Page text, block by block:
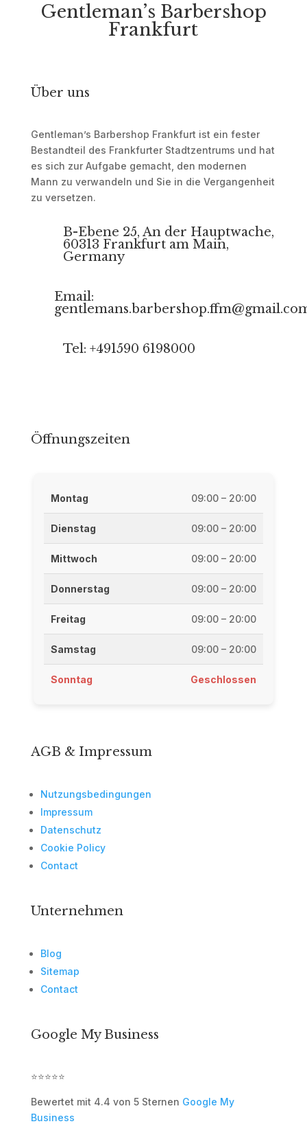
Gentleman’s Barbershop
Frankfurt
Über uns
Gentleman’s Barbershop Frankfurt ist ein fester
Bestandteil des Frankfurter Stadtzentrums und hat
es sich zur Aufgabe gemacht, den modernen
Mann zu verwandeln und Sie in die Vergangenheit
zu versetzen.
B-Ebene 25, An der Hauptwache,
60313 Frankfurt am Main,
Germany
Email:
Tel: +491590 6198000
Öffnungszeiten
Montag 09:00 – 20:00
Dienstag 09:00 – 20:00
Mittwoch 09:00 – 20:00
Donnerstag 09:00 – 20:00
Freitag 09:00 – 20:00
Samstag 09:00 – 20:00
Sonntag Geschlossen
AGB & Impressum
Nutzungsbedingungen
Impressum
Datenschutz
Cookie Policy
Contact
Unternehmen
Blog
Sitemap
Contact
Google My Business
⭐⭐⭐⭐⭐
Bewertet mit 4.4 von 5 Sternen Google My
Business